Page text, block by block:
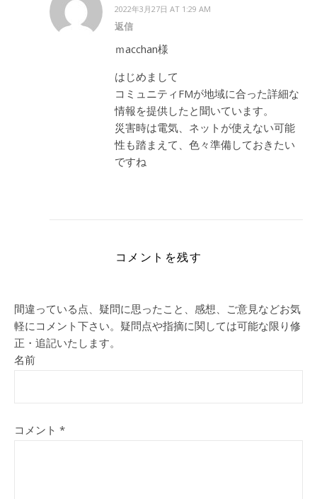
2022年3月27日 AT 1:29 AM
返信
ｍacchan様
はじめまして
コミュニティFMが地域に合った詳細な
情報を提供したと聞いています。
災害時は電気、ネットが使えない可能
性も踏まえて、色々準備しておきたい
ですね
コメントを残す
間違っている点、疑問に思ったこと、感想、ご意見などお気
軽にコメント下さい。疑問点や指摘に関しては可能な限り修
正・追記いたします。
名前
コメント *